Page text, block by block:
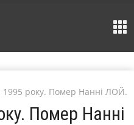
1995 року. Помер Нанні ЛОЙ.
Помер Нанні